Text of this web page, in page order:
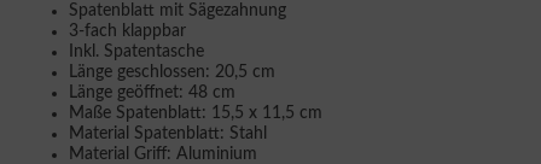
Spatenblatt mit Sägezahnung
3-fach klappbar
Inkl. Spatentasche
Länge geschlossen: 20,5 cm
Länge geöffnet: 48 cm
Maße Spatenblatt: 15,5 x 11,5 cm
Material Spatenblatt: Stahl
Material Griff: Aluminium